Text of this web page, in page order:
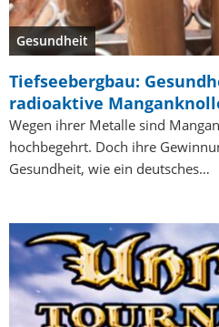
Gesundheit
Tiefseebergbau:
radioaktive
Wegen ihrer Metalle sind
hochbegehrt. Doch ihre
Gesundheit, wie ein deutsches…